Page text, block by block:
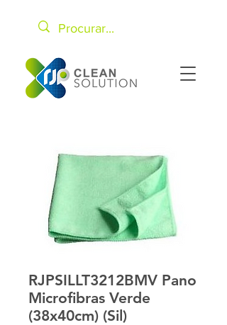
RJPSILLT3212BMV Pano
Microfibras Verde
(38x40cm) (Sil)